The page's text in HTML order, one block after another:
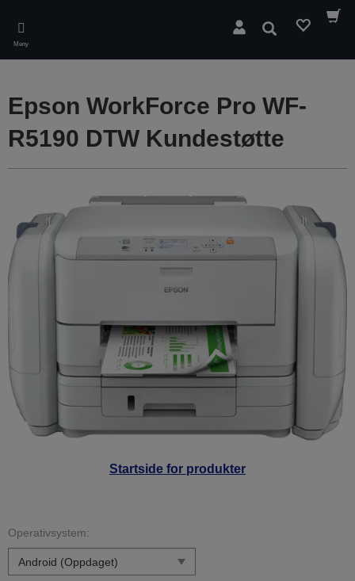
main
content
Meny
Søk
Startside for produkter
Epson WorkForce Pro WF-
R5190 DTW Kundestøtte
Operativsystem: